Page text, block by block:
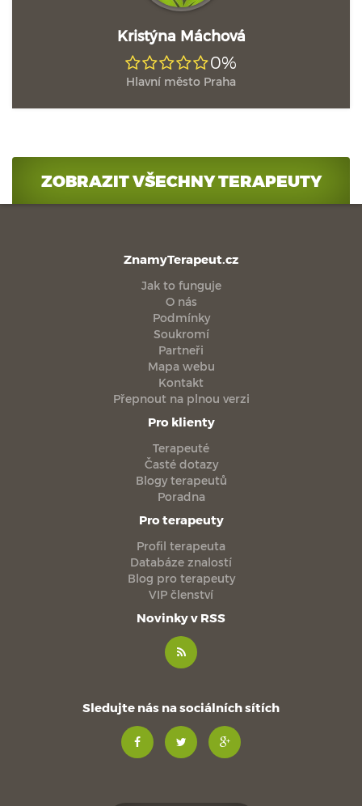
Kristýna Máchová
0%
Hlavní město Praha
ZOBRAZIT VŠECHNY TERAPEUTY
ZnamyTerapeut.cz
Jak to funguje
O nás
Podmínky
Soukromí
Partneři
Mapa webu
Kontakt
Přepnout na plnou verzi
Pro klienty
Terapeuté
Časté dotazy
Blogy terapeutů
Poradna
Pro terapeuty
Profil terapeuta
Databáze znalostí
Blog pro terapeuty
VIP členství
Novinky v RSS
Sledujte nás na sociálních sítích